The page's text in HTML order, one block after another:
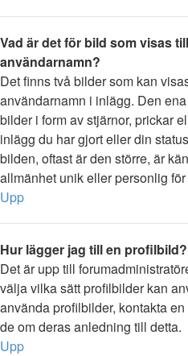
Vad är det för bild som visas
användarnamn?
Det finns två bilder som kan
användarnamn i inlägg. Den
bilder i form av stjärnor, prickar
inlägg du har gjort eller din
bilden, oftast är den större, är
allmänhet unik eller personlig
Upp
Hur lägger jag till en profilbild?
Det är upp till
välja vilka sätt profilbilder kan
använda profilbilder, kontakta
de om deras anledning till detta.
Upp